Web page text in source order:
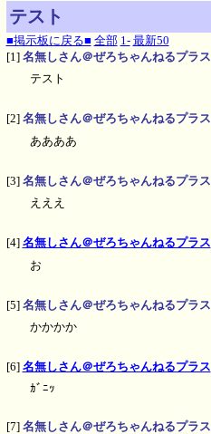
テスト
■掲示板に戻る■ 全部 1- 最新50
[1] 名無しさん＠ぜろちゃんねるプラス
テスト
[2] 名無しさん＠ぜろちゃんねるプラス
ああああ
[3] 名無しさん＠ぜろちゃんねるプラス
えええ
[4] 名無しさん＠ぜろちゃんねるプラス
お
[5] 名無しさん＠ぜろちゃんねるプラス
かかかか
[6] 名無しさん＠ぜろちゃんねるプラス
ｶﾞﾆｯ
[7] 名無しさん＠ぜろちゃんねるプラス